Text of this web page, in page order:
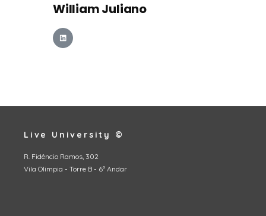
William Juliano
Live University ©
R. Fidêncio Ramos, 302
Vila Olimpia - Torre B - 6º Andar